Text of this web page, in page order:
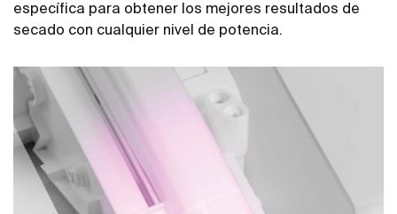
específica para obtener los mejores resultados de
secado con cualquier nivel de potencia.